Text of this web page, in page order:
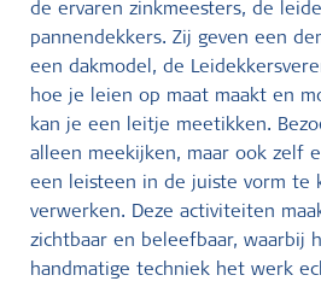
de ervaren zinkmeesters, de
pannendekkers. Zij geven een
een dakmodel, de
hoe je leien op maat maakt en
kan je een leitje meetikken.
alleen meekijken, maar ook zelf
een leisteen in de juiste vorm te
verwerken. Deze activiteiten
zichtbaar en beleefbaar, waarbij
handmatige techniek het werk